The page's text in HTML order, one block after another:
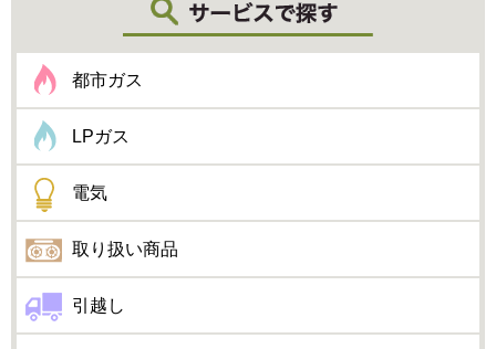
都市ガス
LPガス
電気
取り扱い商品
引越し